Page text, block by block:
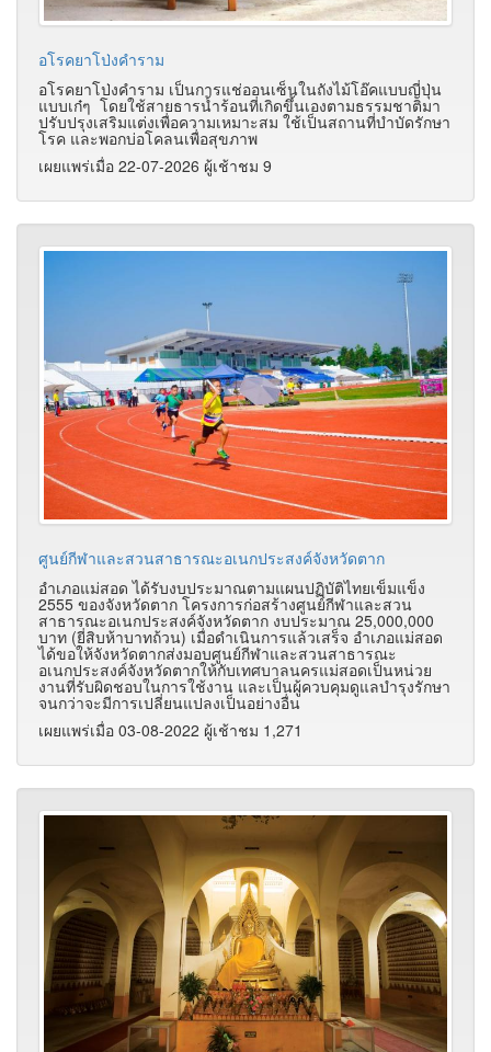
อโรคยาโป่งคำราม
อโรคยาโป่งคำราม เป็นการแช่ออนเซ็นในถังไม้โอ๊คแบบญี่ปุ่น
แบบเก๋ๆ โดยใช้สายธารน้ำร้อนที่เกิดขึ้นเองตามธรรมชาติมา
ปรับปรุงเสริมแต่งเพื่อความเหมาะสม ใช้เป็นสถานที่บำบัดรักษา
โรค และพอกบ่อโคลนเพื่อสุขภาพ
เผยแพร่เมื่อ 22-07-2026 ผู้เช้าชม 9
ศูนย์กีฬาและสวนสาธารณะอเนกประสงค์จังหวัดตาก
อำเภอแม่สอด ได้รับงบประมาณตามแผนปฏิบัติไทยเข็มแข็ง
2555 ของจังหวัดตาก โครงการก่อสร้างศูนย์กีฬาและสวน
สาธารณะอเนกประสงค์จังหวัดตาก งบประมาณ 25,000,000
บาท (ยี่สิบห้าบาทถ้วน) เมื่อดำเนินการแล้วเสร็จ อำเภอแม่สอด
ได้ขอให้จังหวัดตากส่งมอบศูนย์กีฬาและสวนสาธารณะ
อเนกประสงค์จังหวัดตากให้กับเทศบาลนครแม่สอดเป็นหน่วย
งานที่รับผิดชอบในการใช้งาน และเป็นผู้ควบคุมดูแลบำรุงรักษา
จนกว่าจะมีการเปลี่ยนแปลงเป็นอย่างอื่น
เผยแพร่เมื่อ 03-08-2022 ผู้เช้าชม 1,271